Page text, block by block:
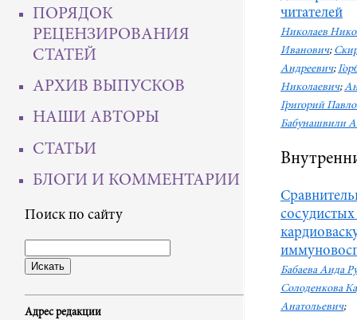
ПОРЯДОК
РЕЦЕНЗИРОВАНИЯ
СТАТЕЙ
АРХИВ ВЫПУСКОВ
НАШИ АВТОРЫ
СТАТЬИ
БЛОГИ И КОММЕНТАРИИ
Поиск по сайту
Адрес редакции
читателей
Николаев
Иванович;
Андреевич;
Николаевич;
Григорий
Бабунашвили
Бабаева Аида
Солоденкова
Анатольевич;